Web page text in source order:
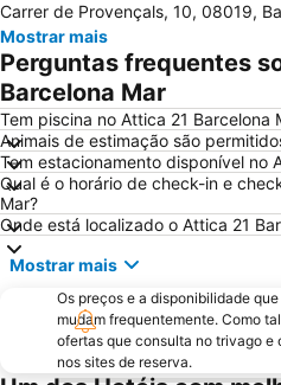
Estació de Sants
Praça Catalunha
La Dreta de l'Eixample
Metrô de Barcelona
Aeroport T1 Metro Station
Catedral Basílica de Barcelona
Gràcia
Circuit de Catalunya
El Poblenou
La Salut
Parque do Forum
Carrer de Provençals, 10, 08019,
Mostrar mais
Perguntas frequentes
Barcelona Mar
Tem piscina no Attica 21 Barcelona
Animais de estimação são
Tem estacionamento disponível no
Qual é o horário de check-in e
Mar?
Onde está localizado o Attica 21
Mostrar mais
Os preços e a disponibilidade
mudam frequentemente. Como
ofertas que consulta no trivago e
nos sites de reserva.